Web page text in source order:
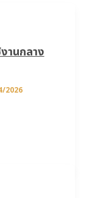
านกลาง
2026